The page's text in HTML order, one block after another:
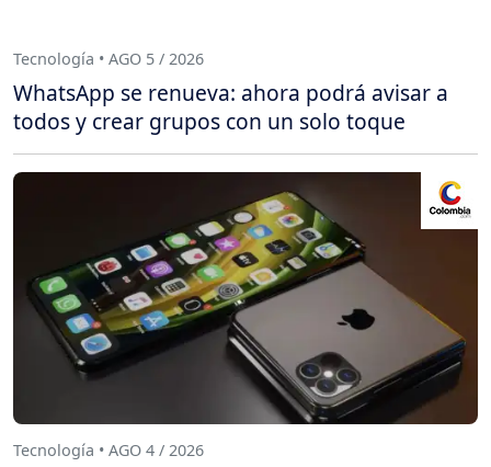
Tecnología • AGO 5 / 2026
WhatsApp se renueva: ahora podrá avisar a
todos y crear grupos con un solo toque
Tecnología • AGO 4 / 2026